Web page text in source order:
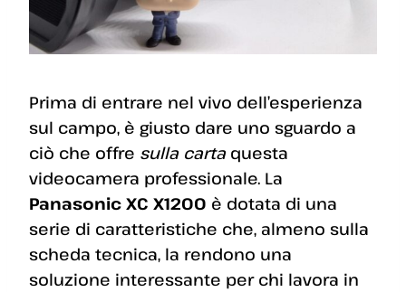
Prima di entrare nel vivo dell’esperienza
sul campo, è giusto dare uno sguardo a
ciò che offre sulla cartaquesta
videocamera professionale. La
Panasonic XC X1200 è dotata di una
serie di caratteristiche che, almeno sulla
scheda tecnica, la rendono una
soluzione interessante per chi lavora in